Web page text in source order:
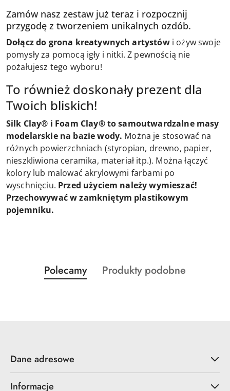
Zamów nasz zestaw już teraz i rozpocznij
przygodę z tworzeniem unikalnych ozdób.
Dołącz do grona kreatywnych artystówi ożyw swoje
pomysły za pomocą igły i nitki. Z pewnością nie
pożałujesz tego wyboru!
To również doskonały prezent dla
Twoich bliskich!
Silk Clay® i Foam Clay® to samoutwardzalne masy
modelarskie na bazie wody. Można je stosować na
różnych powierzchniach (styropian, drewno, papier,
nieszkliwiona ceramika, materiał itp.). Można łączyć
kolory lub malować akrylowymi farbami po
wyschnięciu. Przed użyciem należy wymieszać!
Przechowywać w zamkniętym plastikowym
pojemniku.
Pomiń karuzelę produktów
Produkty
o
Polecamy
Produkty
Produkty podobne
Dane adresowe
Informacje